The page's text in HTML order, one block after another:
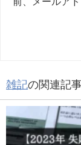
雑記の関連記